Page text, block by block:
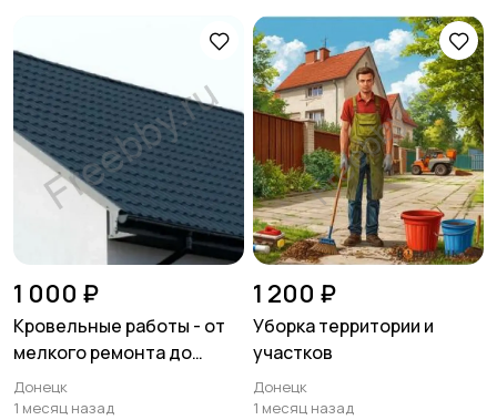
1 000 ₽
Кровельные работы - от
мелкого ремонта до
полной замены кровли
Донецк
1 месяц назад
1 200 ₽
Уборка территории и
участков
Донецк
1 месяц назад